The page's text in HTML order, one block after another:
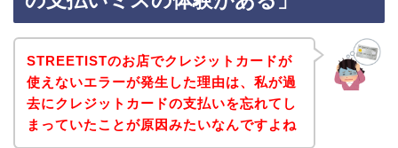
STREETISTのお店でクレジットカードが
使えないエラーが発生した理由は、私が過
去にクレジットカードの支払いを忘れてし
まっていたことが原因みたいなんですよね